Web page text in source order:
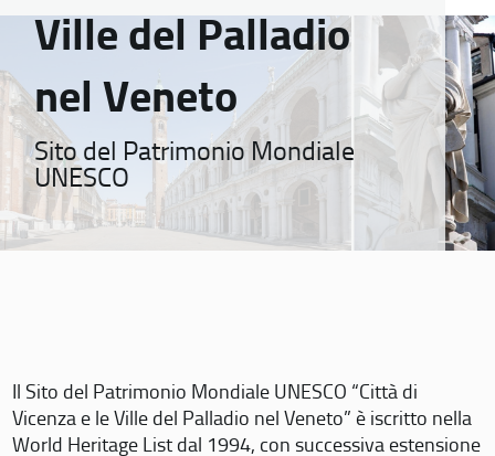
Ville del Palladio
nel Veneto
Sito del Patrimonio Mondiale
UNESCO
Il Sito del Patrimonio Mondiale UNESCO “Città di
Vicenza e le Ville del Palladio nel Veneto” è iscritto nella
World Heritage List dal 1994, con successiva estensione